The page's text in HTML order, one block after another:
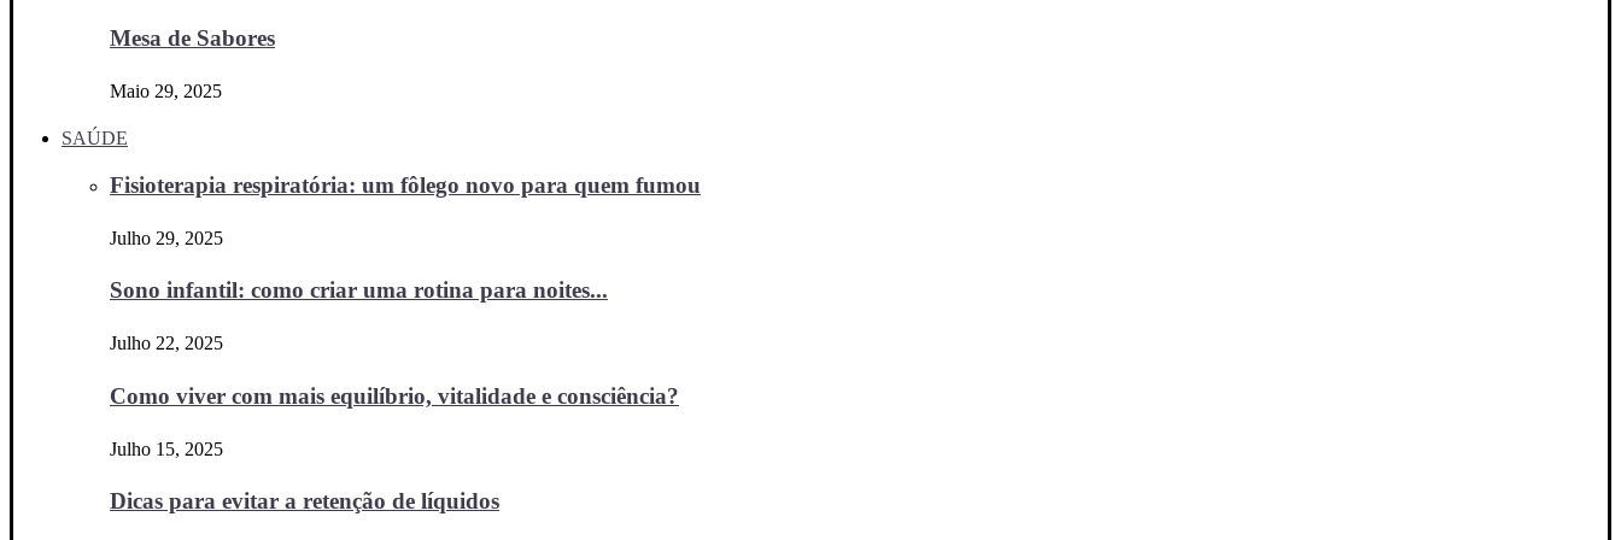
Mesa de Sabores
Maio 29, 2025
SAÚDE
Fisioterapia respiratória: um fôlego novo para quem fumou
Julho 29, 2025
Sono infantil: como criar uma rotina para noites...
Julho 22, 2025
Como viver com mais equilíbrio, vitalidade e consciência?
Julho 15, 2025
Dicas para evitar a retenção de líquidos